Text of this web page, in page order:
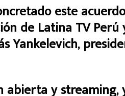
este
de Latina TV Perú
Yankelevich,
abierta y streaming,